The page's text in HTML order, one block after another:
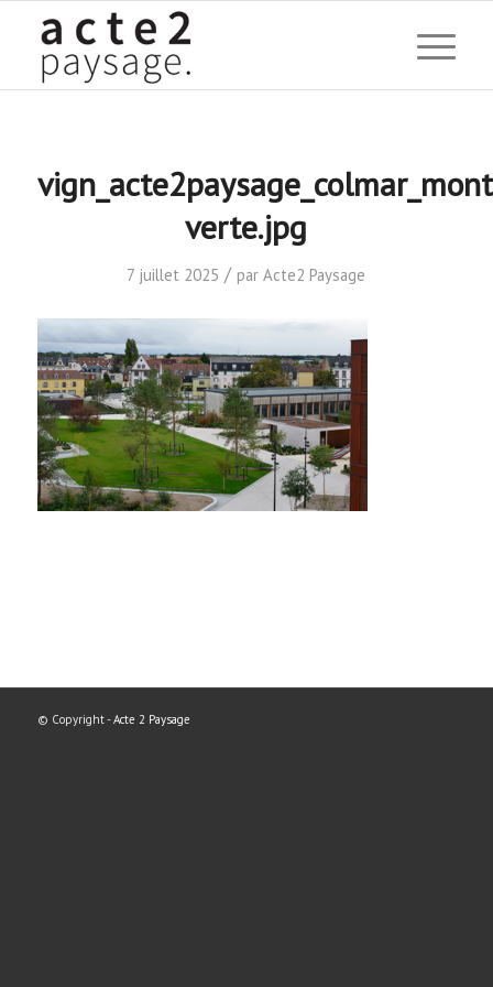
verte.jpg
7 juillet 2025 / parActe2 Paysage
© Copyright -Acte 2 Paysage